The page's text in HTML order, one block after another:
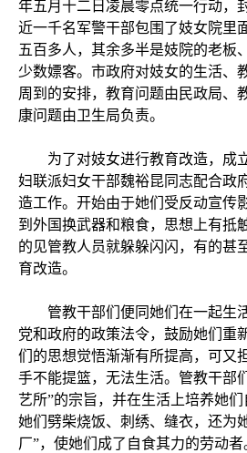
年五月十二日凌晨零点统一行动，
近一千名军警干部包围了妓女院里
五百多人，其余多半是妓院的老板
少数嫖客。市政府对妓女的生活、
周到的安排，教育问题由民政局、
康问题由卫生局负责。
为了对妓女进行教育改造，成立
妇联派妇女干部魏裕昆同志配合政
造工作。开始由于她们受反动宣传
到外国换武器和粮食，思想上有抵
的见管教人员就躲躲闪闪，有的甚
育改造。
管教干部们便同她们在一起生
党和政府的政策法令，鼓励她们重
们的思想觉悟渐渐有所提高，可又
手不能提篮，无法生活。管教干部
艺所”的宗旨，并在生活上培养她
她们劈柴烧饭、刺绣、缝衣，还为
厂”，使她们成了自食其力的劳动